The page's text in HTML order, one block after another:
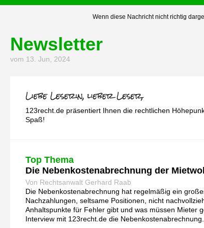
Wenn diese Nachricht nicht richtig
Newsletter
vom 13. Jun, 2024
123recht.de präsentiert Ihnen die rechtlichen
Spaß!
Top Thema
Die Nebenkostenabrechnung der
Von Rechtsanwalt Gerhard Raab
Die Nebenkostenabrechnung hat regelmäßig ein
Nachzahlungen, seltsame Positionen, nicht
Anhaltspunkte für Fehler gibt und was müssen Mieter
Interview mit 123recht.de die Nebenkostenabrechnung.